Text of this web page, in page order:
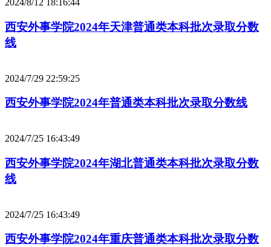
2024/8/12 18:16:44
西安外事学院2024年天津普通类本科批次录取分数
线
2024/7/29 22:59:25
西安外事学院2024年普通类本科批次录取分数线
2024/7/25 16:43:49
西安外事学院2024年湖北普通类本科批次录取分数
线
2024/7/25 16:43:49
西安外事学院2024年重庆普通类本科批次录取分数